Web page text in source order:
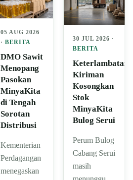
05 AUG 2026
·BERITA
DMO Sawit
Menopang
Pasokan
MinyaKita
di Tengah
Sorotan
Distribusi
Kementerian
Perdagangan
menegaskan
30 JUL 2026 ·
BERITA
Keterlambatan
Kiriman
Kosongkan
Stok
MinyaKita
Bulog Serui
Perum Bulog
Cabang Serui
masih